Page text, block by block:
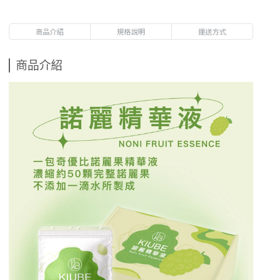
商品介紹 規格說明 運送方式
商品介紹